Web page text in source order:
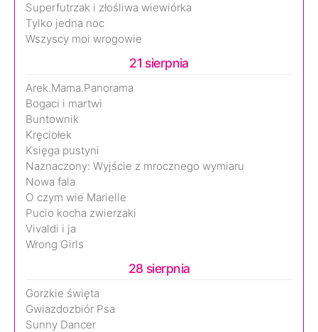
Superfutrzak i złośliwa wiewiórka
Tylko jedna noc
Wszyscy moi wrogowie
21 sierpnia
Arek.Mama.Panorama
Bogaci i martwi
Buntownik
Kręciołek
Księga pustyni
Naznaczony: Wyjście z mrocznego wymiaru
Nowa fala
O czym wie Marielle
Pucio kocha zwierzaki
Vivaldi i ja
Wrong Girls
28 sierpnia
Gorzkie święta
Gwiazdozbiór Psa
Sunny Dancer